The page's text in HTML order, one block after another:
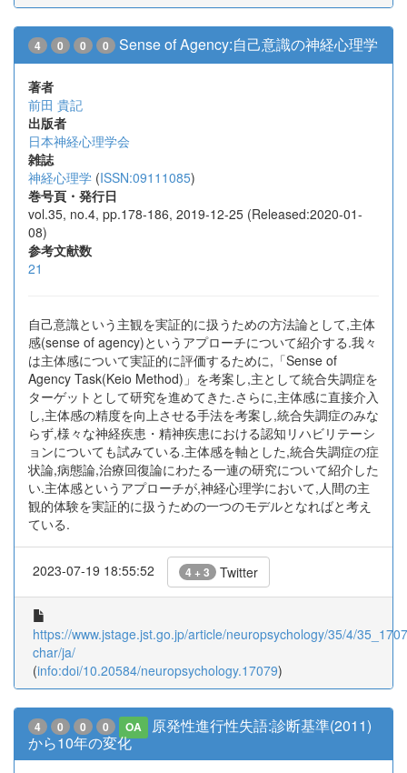
4 0 0 0 Sense of Agency:自己意識の神経心理学
著者
前田 貴記
出版者
日本神経心理学会
雑誌
神経心理学 (ISSN:09111085)
巻号頁・発行日
vol.35, no.4, pp.178-186, 2019-12-25 (Released:2020-01-
08)
参考文献数
21
自己意識という主観を実証的に扱うための方法論として,主体
感(sense of agency)というアプローチについて紹介する.我々
は主体感について実証的に評価するために,「Sense of
Agency Task(Keio Method)」を考案し,主として統合失調症を
ターゲットとして研究を進めてきた.さらに,主体感に直接介入
し,主体感の精度を向上させる手法を考案し,統合失調症のみな
らず,様々な神経疾患・精神疾患における認知リハビリテーシ
ョンについても試みている.主体感を軸とした,統合失調症の症
状論,病態論,治療回復論にわたる一連の研究について紹介した
い.主体感というアプローチが,神経心理学において,人間の主
観的体験を実証的に扱うための一つのモデルとなればと考え
ている.
2023-07-19 18:55:52 4 + 3 Twitter
https://www.jstage.jst.go.jp/article/neuropsychology/35/4/
char/ja/
(info:doi/10.20584/neuropsychology.17079)
4 0 0 0 OA
原発性進行性失語:診断基準(2011)
から10年の変化